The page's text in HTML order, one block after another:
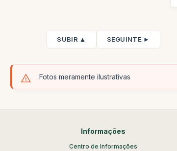
SUBIR ▲ SEGUINTE ►
Fotos meramente ilustrativas
Informações
Centro de Informações